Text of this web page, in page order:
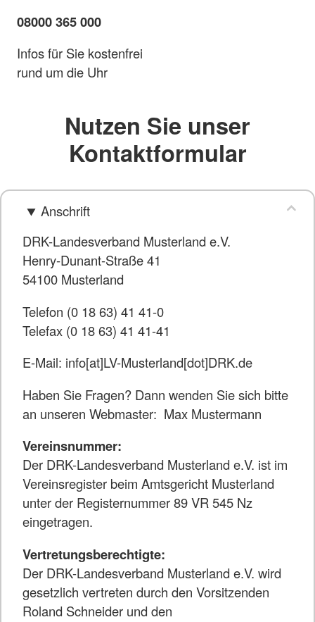
08000 365 000
Infos für Sie kostenfrei
rund um die Uhr
Nutzen Sie unser
Kontaktformular
Anschrift
DRK-Landesverband Musterland e.V.
Henry-Dunant-Straße 41
54100 Musterland
Telefon (0 18 63) 41 41-0
Telefax (0 18 63) 41 41-41
E-Mail: info[at]LV-Musterland[dot]DRK.de
Haben Sie Fragen? Dann wenden Sie sich bitte
an unseren Webmaster: Max Mustermann
Vereinsnummer:
Der DRK-Landesverband Musterland e.V. ist im
Vereinsregister beim Amtsgericht Musterland
unter der Registernummer 89 VR 545 Nz
eingetragen.
Vertretungsberechtigte:
Der DRK-Landesverband Musterland e.V. wird
gesetzlich vertreten durch den Vorsitzenden
Roland Schneider und den